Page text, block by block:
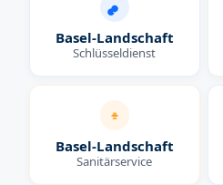
Basel-Landschaft
Schlüsseldienst
Basel-Landschaft
Sanitärservice